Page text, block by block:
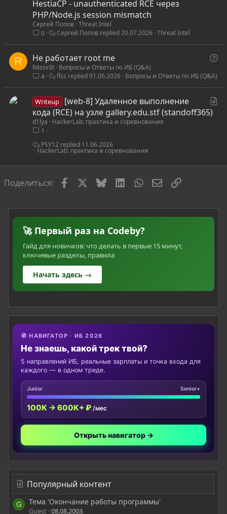
я
HestiaCP - unauthenticated RCE через
PHP/Node.js session mismatch
Сергей Попов Threat Intel
0
Threat Intel
20.07.2026
Сергей Попов
R
В
р
Не работает root me
R4ssv3t Вопросы и Ответы по ИБ (Q&A)
4
Вопросы и Ответы по ИБ (Q&A)
01.06.2026
flss
Writeup
[web-8] Удаленное выполнение
кода (RCE) на узле gallery.edu.stf (standoff365)
d1lya
HackerLab: практика и соревнования
1
HackerLab: практика и соревнования
11.06.2026
PSY12
Поделиться: FacebookBlueskyLinkedInWhatsAppЭлектронная
Ссылка
🚀 Первый раз на Codeby?
Гайд для новичков: что делать в первые 15 минут,
ключевые разделы, правила
Начать здесь →
🧭 НАВИГАТОР · ИБ 2026
Не знаешь, какой трек твой?
5 направлений ИБ, реальные зарплаты и точка входа для
каждого — в одном треде.
Junior Senior+
100K → 600K+ ₽ /мес
Открыть навигатор →
Популярный контент
G Тема 'Окончание работы программы'
Guest 08.08.2003